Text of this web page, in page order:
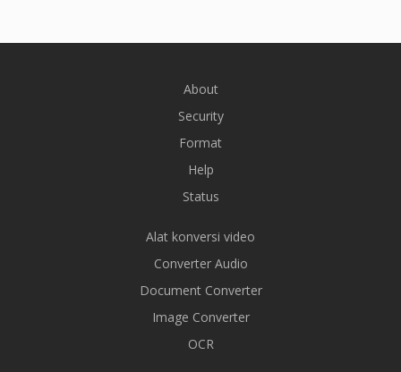
About
Security
Format
Help
Status
Alat konversi video
Converter Audio
Document Converter
Image Converter
OCR